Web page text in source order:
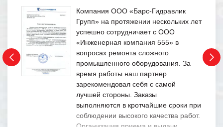
Компания ООО «Барс-Гидравлик
Групп» на протяжении нескольких лет
успешно сотрудничает с ООО
«Инженерная компания 555» в
вопросах ремонта сложного
промышленного оборудования. За
время работы наш партнер
зарекомендовал себя с самой
лучшей стороны. Заказы
выполняются в кротчайшие сроки при
соблюдении высокого качества работ.